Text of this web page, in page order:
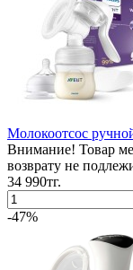
Молокоотсос
Внимание! Товар
возврату не
34 990тг.
-47%